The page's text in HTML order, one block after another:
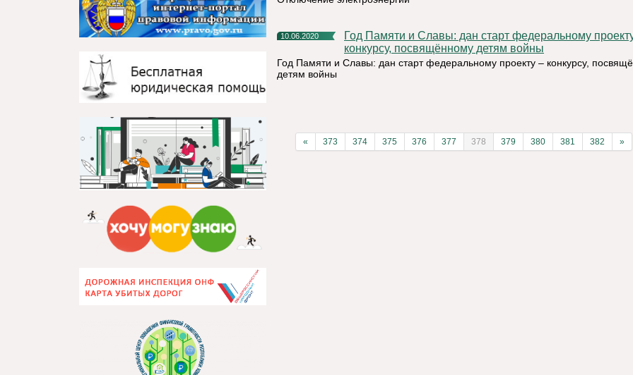
10.06.2020
Год Памяти и Славы: дан старт федеральному проекту –
конкурсу, посвящённому детям войны
Год Памяти и Славы: дан старт федеральному проекту – конкурсу,
детям войны
« 373 374 375 376 377 378 379 380 381 382 »